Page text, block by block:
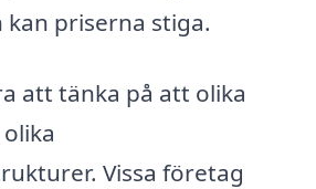
priserna stiga.
att tänka på att olika
Vissa företag